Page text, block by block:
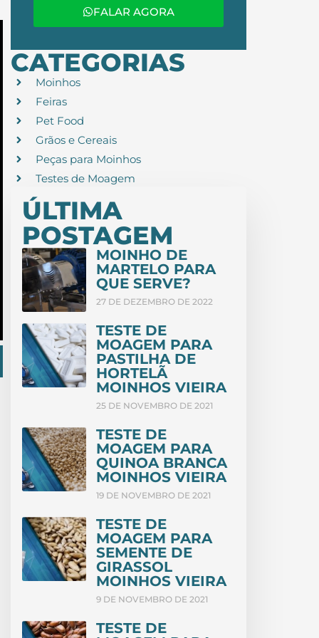
FALAR AGORA
CATEGORIAS
Moinhos
Feiras
Pet Food
Grãos e Cereais
Peças para Moinhos
Testes de Moagem
ÚLTIMA
POSTAGEM
MOINHO DE
MARTELO PARA
QUE SERVE?
27 DE DEZEMBRO DE 2022
TESTE DE
MOAGEM PARA
PASTILHA DE
HORTELÃ
MOINHOS VIEIRA
25 DE NOVEMBRO DE 2021
TESTE DE
MOAGEM PARA
QUINOA BRANCA
MOINHOS VIEIRA
19 DE NOVEMBRO DE 2021
TESTE DE
MOAGEM PARA
SEMENTE DE
GIRASSOL
MOINHOS VIEIRA
9 DE NOVEMBRO DE 2021
TESTE DE